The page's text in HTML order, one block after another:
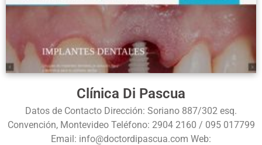
Clínica Di Pascua
Datos de Contacto Dirección: Soriano 887/302 esq.
Convención, Montevideo Teléfono: 2904 2160 / 095 017799
Email: info@doctordipascua.com Web: